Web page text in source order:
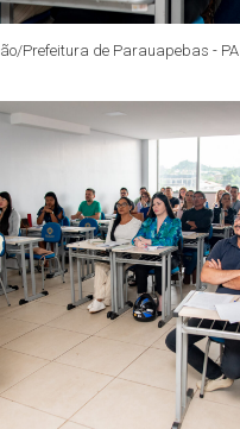
Prefeitura de Parauapebas - PA